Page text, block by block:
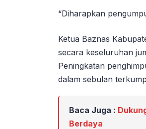
“Diharapkan
Ketua Baznas
secara keseluruhan
Peningkatan
dalam sebulan
Baca Juga :
Berdaya